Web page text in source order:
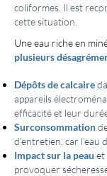
coliformes. Il est
cette situation.
Une eau riche en
plusieurs
Dépôts de calcaire
appareils
efficacité et leur
Surconsommation
d’entretien, car l’eau
Impact sur la peau et
provoquer